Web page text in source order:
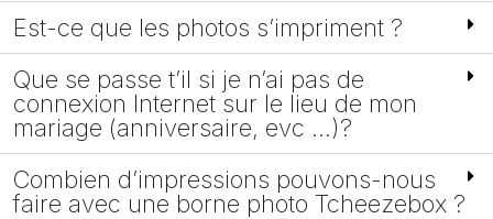
Est-ce que les photos s’impriment ?
Que se passe t’il si je n’ai pas de
connexion Internet sur le lieu de mon
mariage (anniversaire, evc …)?
Combien d’impressions pouvons-nous
faire avec une borne photo Tcheezebox ?